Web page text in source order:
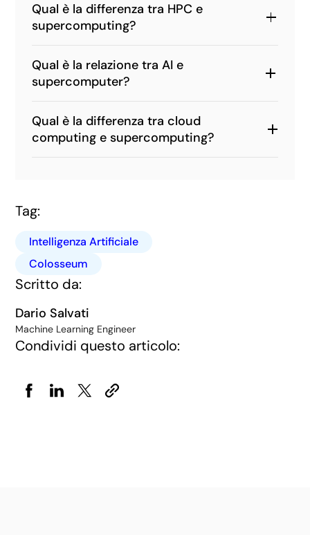
Qual è la differenza tra HPC e
supercomputing?
Qual è la relazione tra AI e
supercomputer?
Qual è la differenza tra cloud
computing e supercomputing?
Tag:
Intelligenza Artificiale
Colosseum
Scritto da:
Dario Salvati
Machine Learning Engineer
Condividi questo articolo: